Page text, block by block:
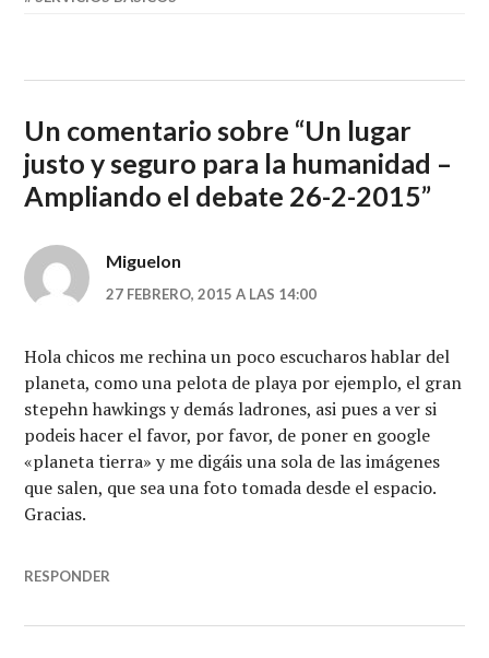
Un comentario sobre “Un lugar
justo y seguro para la humanidad –
Ampliando el debate 26-2-2015”
Miguelon
27 FEBRERO, 2015 A LAS 14:00
Hola chicos me rechina un poco escucharos hablar del
planeta, como una pelota de playa por ejemplo, el gran
stepehn hawkings y demás ladrones, asi pues a ver si
podeis hacer el favor, por favor, de poner en google
«planeta tierra» y me digáis una sola de las imágenes
que salen, que sea una foto tomada desde el espacio.
Gracias.
RESPONDER